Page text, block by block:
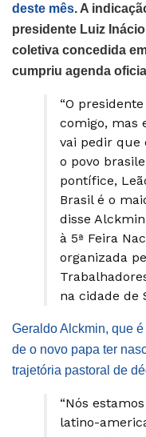
deste mês. A
presidente Luiz
coletiva concedida
cumpriu agenda
“O
comigo, mas
vai pedir que
o povo
pontífice,
Brasil é o
disse
à 5ª Feira
organizada
na cidade de
Geraldo Alckmin, que
de o novo papa ter
trajetória pastoral de
“Nós
latino-